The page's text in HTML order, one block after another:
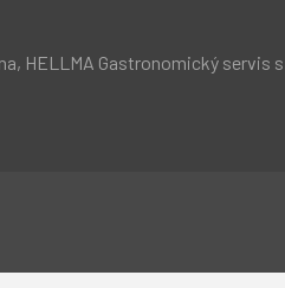
HELLMA Gastronomický servis